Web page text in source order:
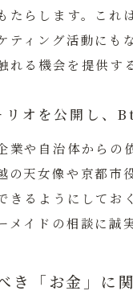
たらします。これ
ティング活動にも
れる機会を提供す
リオを公開し、
業や自治体から
の天女像や京都
きるようにしてお
イドの相談に誠
き「お金」に